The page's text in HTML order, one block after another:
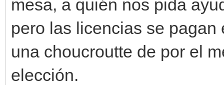
mesa, a quién nos pida
pero las licencias se
una choucroutte de por el
elección.